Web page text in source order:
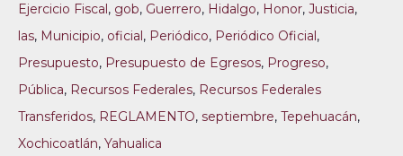
Ejercicio Fiscal, gob, Guerrero, Hidalgo, Honor, Justicia,
las, Municipio, oficial, Periódico, Periódico Oficial,
Presupuesto, Presupuesto de Egresos, Progreso,
Pública, Recursos Federales, Recursos Federales
Transferidos, REGLAMENTO, septiembre, Tepehuacán,
Xochicoatlán, Yahualica